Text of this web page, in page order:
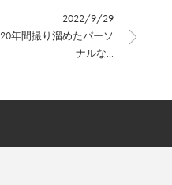
2022/9/29
20年間撮り溜めたパーソ
ナルな...